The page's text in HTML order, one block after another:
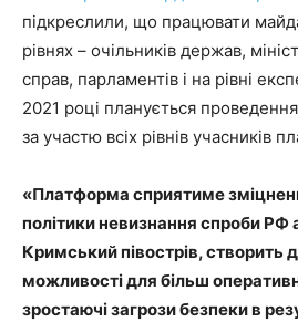
підкреслили, що працювати
рівнях – очільників держав,
справ, парламентів і на рівні
2021 році планується
за участю всіх рівнів учасників
«Платформа сприятиме
політики невизнання спроби РФ
Кримський півострів, створить
можливості для більш
зростаючі загрози безпеки в